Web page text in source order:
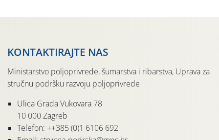
KONTAKTIRAJTE NAS
Ministarstvo poljoprivrede, šumarstva i ribarstva, Uprava za
stručnu podršku razvoju poljoprivrede
Ulica Grada Vukovara 78
10 000 Zagreb
Telefon: ++385 (0)1 6106 692